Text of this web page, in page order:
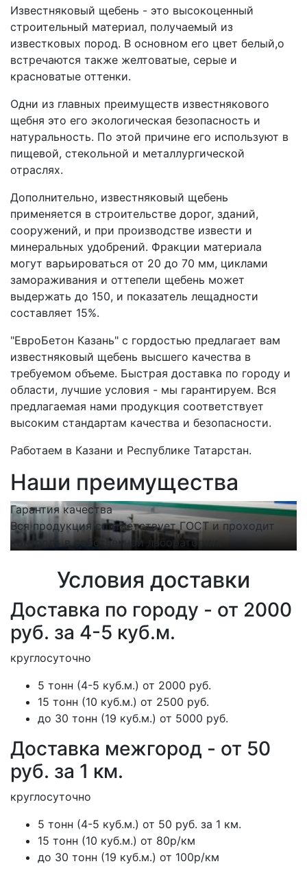
Известняковый щебень - это высокоценный
строительный материал, получаемый из
известковых пород. В основном его цвет белый,о
встречаются также желтоватые, серые и
красноватые оттенки.
Одни из главных преимуществ известнякового
щебня это его экологическая безопасность и
натуральность. По этой причине его используют в
пищевой, стекольной и металлургической
отраслях.
Дополнительно, известняковый щебень
применяется в строительстве дорог, зданий,
сооружений, и при производстве извести и
минеральных удобрений. Фракции материала
могут варьироваться от 20 до 70 мм, циклами
замораживания и оттепели щебень может
выдержать до 150, и показатель лещадности
составляет 15%.
"ЕвроБетон Казань" с гордостью предлагает вам
известняковый щебень высшего качества в
требуемом объеме. Быстрая доставка по городу и
области, лучшие условия - мы гарантируем. Вся
предлагаемая нами продукция соответствует
высоким стандартам качества и безопасности.
Работаем в Казани и Республике Татарстан.
Наши преимущества
Гарантия качества
Вся продукция соответствует ГОСТ и проходит
контроль в собственной лаборатории.
Условия доставки
Доставка по городу - от 2000
руб. за 4-5 куб.м.
круглосуточно
5 тонн (4-5 куб.м.) от 2000 руб.
15 тонн (10 куб.м.) от 2500 руб.
до 30 тонн (19 куб.м.) от 5000 руб.
Доставка межгород - от 50
руб. за 1 км.
круглосуточно
5 тонн (4-5 куб.м.) от 50 руб. за 1 км.
15 тонн (10 куб.м.) от 80р/км
до 30 тонн (19 куб.м.) от 100р/км